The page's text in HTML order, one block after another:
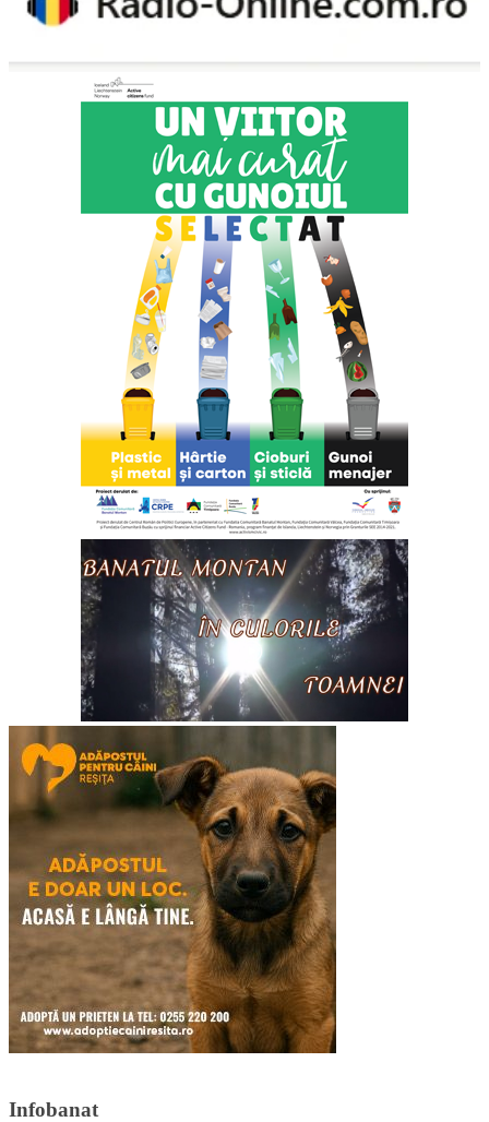
Infobanat